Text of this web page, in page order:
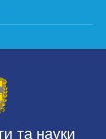
та науки